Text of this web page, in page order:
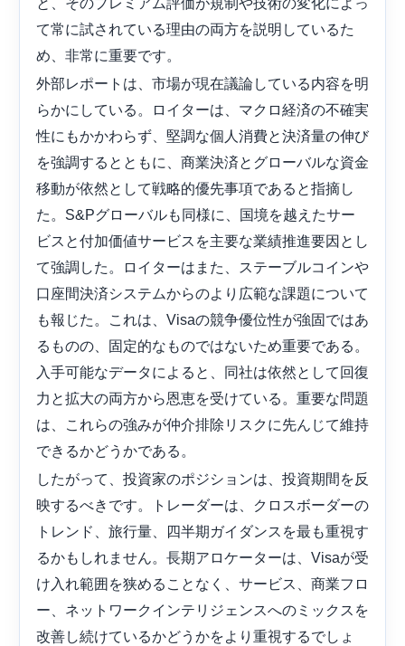
て常に試されている理由の両方を説明しているた
め、非常に重要です。
外部レポートは、市場が現在議論している内容を明
らかにしている。ロイターは、マクロ経済の不確実
性にもかかわらず、堅調な個人消費と決済量の伸び
を強調するとともに、商業決済とグローバルな資金
移動が依然として戦略的優先事項であると指摘し
た。S&Pグローバルも同様に、国境を越えたサー
ビスと付加価値サービスを主要な業績推進要因とし
て強調した。ロイターはまた、ステーブルコインや
口座間決済システムからのより広範な課題について
も報じた。これは、Visaの競争優位性が強固ではあ
るものの、固定的なものではないため重要である。
入手可能なデータによると、同社は依然として回復
力と拡大の両方から恩恵を受けている。重要な問題
は、これらの強みが仲介排除リスクに先んじて維持
できるかどうかである。
したがって、投資家のポジションは、投資期間を反
映するべきです。トレーダーは、クロスボーダーの
トレンド、旅行量、四半期ガイダンスを最も重視す
るかもしれません。長期アロケーターは、Visaが受
け入れ範囲を狭めることなく、サービス、商業フロ
ー、ネットワークインテリジェンスへのミックスを
改善し続けているかどうかをより重視するでしょ